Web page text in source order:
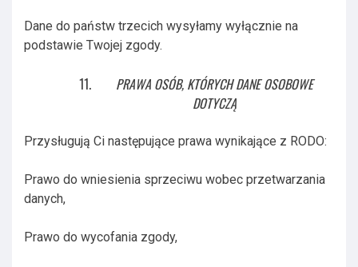
Dane do państw trzecich wysyłamy wyłącznie na
podstawie Twojej zgody.
PRAWA OSÓB, KTÓRYCH DANE OSOBOWE
DOTYCZĄ
Przysługują Ci następujące prawa wynikające z RODO:
Prawo do wniesienia sprzeciwu wobec przetwarzania
danych,
Prawo do wycofania zgody,